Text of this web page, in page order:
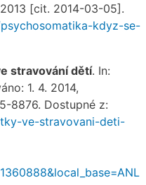
[cit. 2014-03-05].
kdyz-se-
stravování dětí. In:
1. 4. 2014,
8876. Dostupné z:
ve-stravovani-deti-